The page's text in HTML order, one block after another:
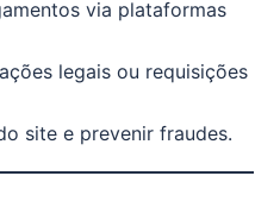
via plataformas
legais ou requisições
site e prevenir fraudes.